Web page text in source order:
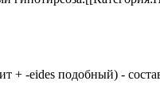
+ -eides подобный) -